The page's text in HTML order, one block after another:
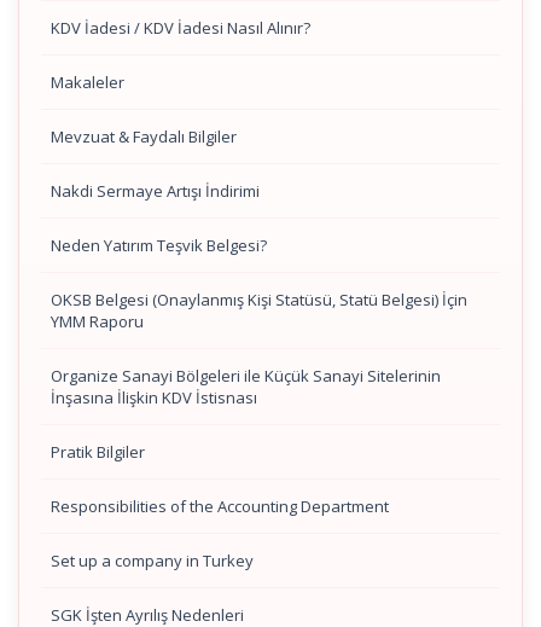
KDV İadesi / KDV İadesi Nasıl Alınır?
Makaleler
Mevzuat & Faydalı Bilgiler
Nakdi Sermaye Artışı İndirimi
Neden Yatırım Teşvik Belgesi?
OKSB Belgesi (Onaylanmış Kişi Statüsü, Statü Belgesi) İçin
YMM Raporu
Organize Sanayi Bölgeleri ile Küçük Sanayi Sitelerinin
İnşasına İlişkin KDV İstisnası
Pratik Bilgiler
Responsibilities of the Accounting Department
Set up a company in Turkey
SGK İşten Ayrılış Nedenleri